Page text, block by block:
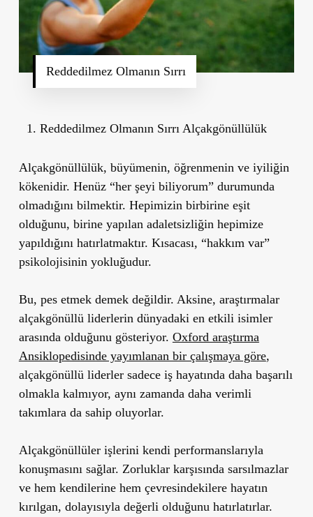
Reddedilmez Olmanın Sırrı
Reddedilmez Olmanın Sırrı Alçakgönüllülük
Alçakgönüllülük, büyümenin, öğrenmenin ve iyiliğin
kökenidir. Henüz “her şeyi biliyorum” durumunda
olmadığını bilmektir. Hepimizin birbirine eşit
olduğunu, birine yapılan adaletsizliğin hepimize
yapıldığını hatırlatmaktır. Kısacası, “hakkım var”
psikolojisinin yokluğudur.
Bu, pes etmek demek değildir. Aksine, araştırmalar
alçakgönüllü liderlerin dünyadaki en etkili isimler
arasında olduğunu gösteriyor. Oxford araştırma
Ansiklopedisinde yayımlanan bir çalışmaya göre,
alçakgönüllü liderler sadece iş hayatında daha başarılı
olmakla kalmıyor, aynı zamanda daha verimli
takımlara da sahip oluyorlar.
Alçakgönüllüler işlerini kendi performanslarıyla
konuşmasını sağlar. Zorluklar karşısında sarsılmazlar
ve hem kendilerine hem çevresindekilere hayatın
kırılgan, dolayısıyla değerli olduğunu hatırlatırlar.